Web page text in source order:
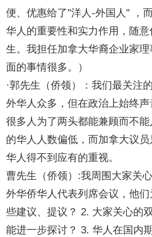
便、优惠给了"洋人-外国人" ，
华人的重要性和实力作用，随
生。我担任加拿大华裔企业家
面的事情很多。）
·郭先生（侨领）：我们最关注
外华人众多，但在政治上始终
很多人为了两头都能兼顾而不
的华人人数偏低，而加拿大议
华人得不到应有的重视。
曹先生（侨领）:我周围大家关
外华侨华人代表列席会议，他
些建议、提议？ 2. 大家关心的
能进一步探讨？ 3. 华人在国内